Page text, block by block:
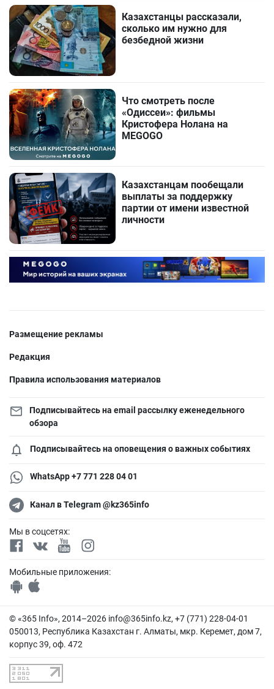
Казахстанцы рассказали,
сколько им нужно для
безбедной жизни
Что смотреть после
«Одиссеи»: фильмы
Кристофера Нолана на
MEGOGO
Казахстанцам пообещали
выплаты за поддержку
партии от имени известной
личности
Размещение рекламы
Редакция
Правила использования материалов
Подписывайтесь на email рассылку еженедельного
обзора
Подписывайтесь на оповещения о важных событиях
WhatsApp +7 771 228 04 01
Канал в Telegram @kz365info
Мы в соцсетях:
Мобильные приложения:
© «365 Info», 2014–2026 info@365info.kz, +7 (771) 228-04-01
050013, Республика Казахстан г. Алматы, мкр. Керемет, дом 7,
корпус 39, оф. 472